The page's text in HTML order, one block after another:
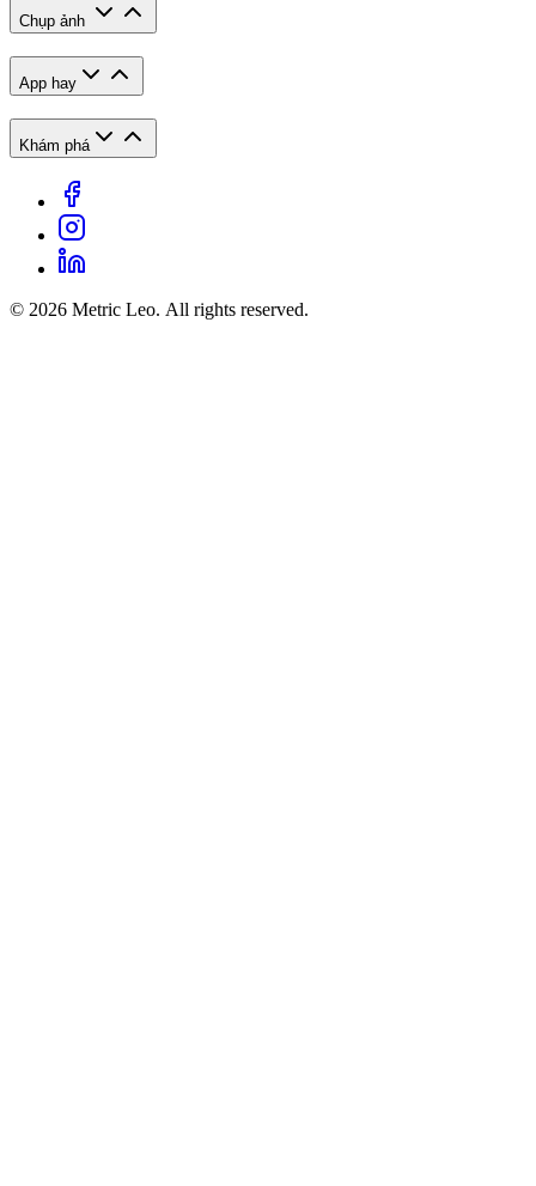
Chụp ảnh
App hay
Khám phá
© 2026 Metric Leo. All rights reserved.